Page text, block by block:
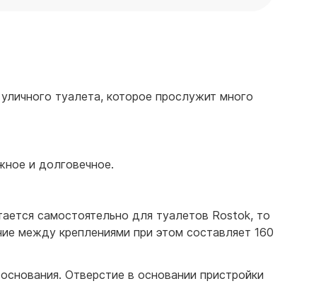
туалета, которое прослужит много
и долговечное.
самостоятельно для туалетов Rostok, то
между креплениями при этом составляет 160
Отверстие в основании пристройки